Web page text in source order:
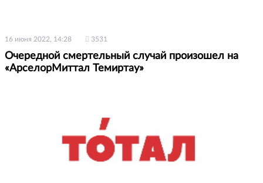
16 июня 2022, 14:28 3531
Очередной смертельный случай произошел на
«АрселорМиттал Темиртау»